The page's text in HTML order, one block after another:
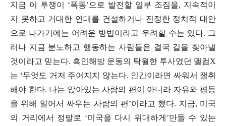
지금 이 투쟁이 ‘폭동’으로 발전할 일부 조짐을, 지속적이
지 못하고 거대한 연대를 건설하거나 진정한 정치적 대안
으로 나가기에는 어려운 방법이라고 우려할 수는 있다. 그
러나 지금 분노하고 행동하는 사람들은 결국 길을 찾아낼
것이라고 믿는다. 흑인해방 운동의 탁월한 투사였던 맬컴X
는 ‘무엇도 거저 주어지지 않는다. 인간이라면 싸워서 쟁취
해야 한다. 나는 앉아있는 사람의 편이 아니라 자유와 평등
을 위해 일어서 싸우는 사람의 편 ’이라고 했다. 지금, 미국
의 거리에서 정말로 ‘미국을 다시 위대하게 ’만들 수 있는